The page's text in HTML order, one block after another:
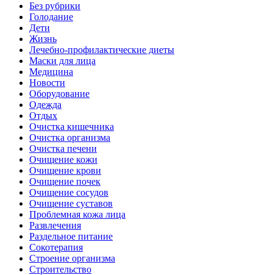
Без рубрики
Голодание
Дети
Жизнь
Лечебно-профилактические диеты
Маски для лица
Медицина
Новости
Оборудование
Одежда
Отдых
Очистка кишечника
Очистка организма
Очистка печени
Очищение кожи
Очищение крови
Очищение почек
Очищение сосудов
Очищение суставов
Проблемная кожа лица
Развлечения
Раздельное питание
Сокотерапия
Строение организма
Строительство